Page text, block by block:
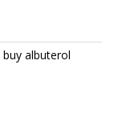
buy albuterol